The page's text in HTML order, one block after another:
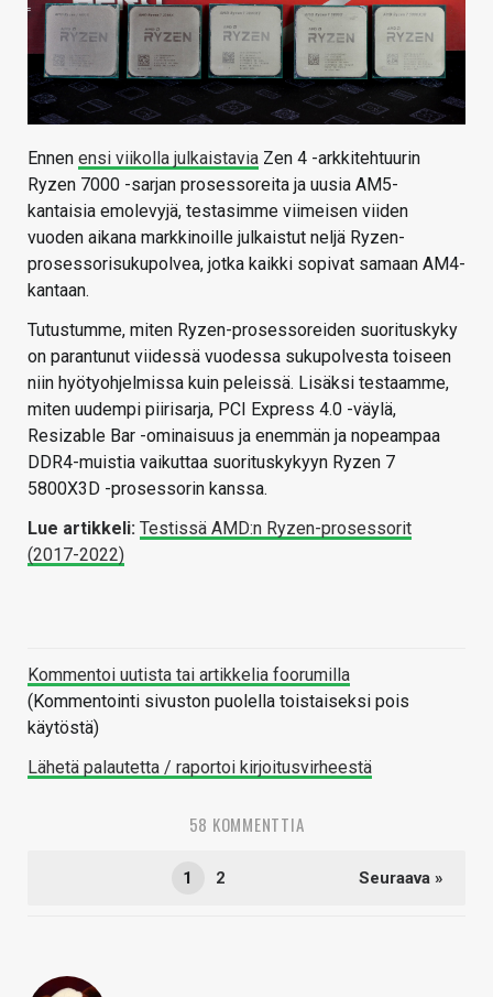
HAKU
Ennen ensi viikolla julkaistavia Zen 4 -arkkitehtuurin
Ryzen 7000 -sarjan prosessoreita ja uusia AM5-
kantaisia emolevyjä, testasimme viimeisen viiden
vuoden aikana markkinoille julkaistut neljä Ryzen-
prosessorisukupolvea, jotka kaikki sopivat samaan AM4-
kantaan.
Tutustumme, miten Ryzen-prosessoreiden suorituskyky
on parantunut viidessä vuodessa sukupolvesta toiseen
niin hyötyohjelmissa kuin peleissä. Lisäksi testaamme,
miten uudempi piirisarja, PCI Express 4.0 -väylä,
Resizable Bar -ominaisuus ja enemmän ja nopeampaa
DDR4-muistia vaikuttaa suorituskykyyn Ryzen 7
5800X3D -prosessorin kanssa.
Lue artikkeli: Testissä AMD:n Ryzen-prosessorit
(2017-2022)
Kommentoi uutista tai artikkelia foorumilla
(Kommentointi sivuston puolella toistaiseksi pois
käytöstä)
Lähetä palautetta / raportoi kirjoitusvirheestä
58 KOMMENTTIA
1 2 Seuraava »